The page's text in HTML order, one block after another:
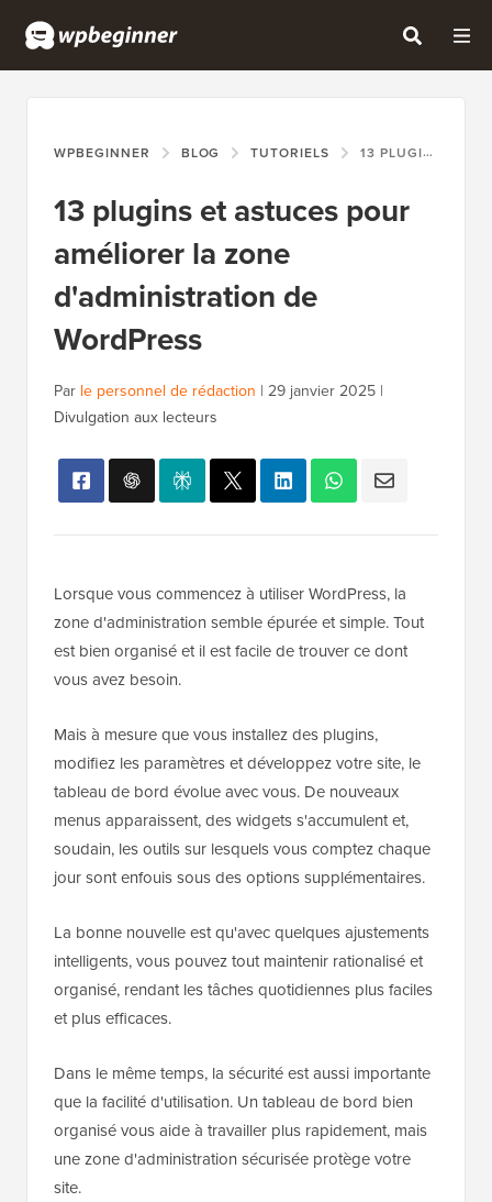
WPBEGINNER BLOG TUTORIELS 13 PLUGINS ET ASTUCES POUR AMÉLIORER LA ZONE D'ADMINISTRATION DE WORDPRESS
13 plugins et astuces pour
améliorer la zone
d'administration de
WordPress
Par le personnel de rédaction | 29 janvier 2025 |
Divulgation aux lecteurs
Lorsque vous commencez à utiliser WordPress, la
zone d'administration semble épurée et simple. Tout
est bien organisé et il est facile de trouver ce dont
vous avez besoin.
Mais à mesure que vous installez des plugins,
modifiez les paramètres et développez votre site, le
tableau de bord évolue avec vous. De nouveaux
menus apparaissent, des widgets s'accumulent et,
soudain, les outils sur lesquels vous comptez chaque
jour sont enfouis sous des options supplémentaires.
La bonne nouvelle est qu'avec quelques ajustements
intelligents, vous pouvez tout maintenir rationalisé et
organisé, rendant les tâches quotidiennes plus faciles
et plus efficaces.
Dans le même temps, la sécurité est aussi importante
que la facilité d'utilisation. Un tableau de bord bien
organisé vous aide à travailler plus rapidement, mais
une zone d'administration sécurisée protège votre
site.